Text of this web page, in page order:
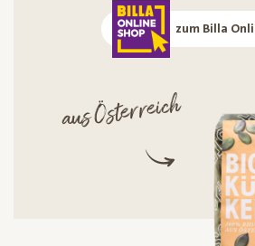
zum Billa
aus Österreich